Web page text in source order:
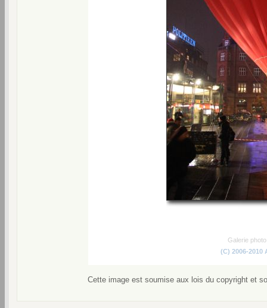
Galerie
(C) 2006-2010
Cette image est soumise aux lois du copyright et